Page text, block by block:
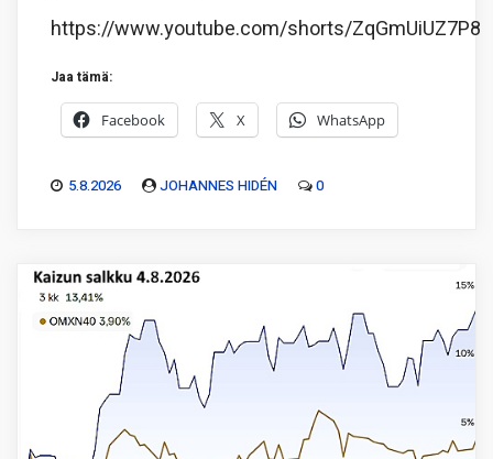
https://www.youtube.com/shorts/ZqGmUiUZ7P8
Jaa tämä:
Facebook X WhatsApp
5.8.2026 JOHANNES HIDÉN 0